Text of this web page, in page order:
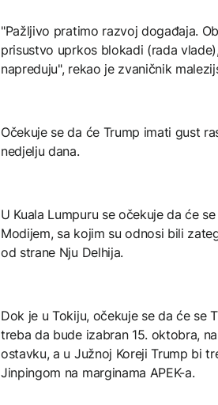
"Pažljivo pratimo razvoj događaja.
prisustvo uprkos blokadi (rada
napreduju", rekao je zvaničnik
Očekuje se da će Trump imati gust
nedjelju dana.
U Kuala Lumpuru se očekuje da će
Modijem, sa kojim su odnosi bili
od strane Nju Delhija.
Dok je u Tokiju, očekuje se da će se
treba da bude izabran 15. oktobra,
ostavku, a u Južnoj Koreji Trump bi
Jinpingom na marginama APEK-a.